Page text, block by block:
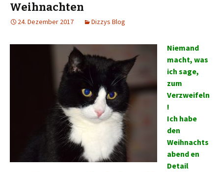
Weihnachten
24. Dezember 2017 Dizzys Blog
Niemand
macht, was
ich sage,
zum
Verzweifeln
!
Ich habe
den
Weihnachts
abend en
Detail